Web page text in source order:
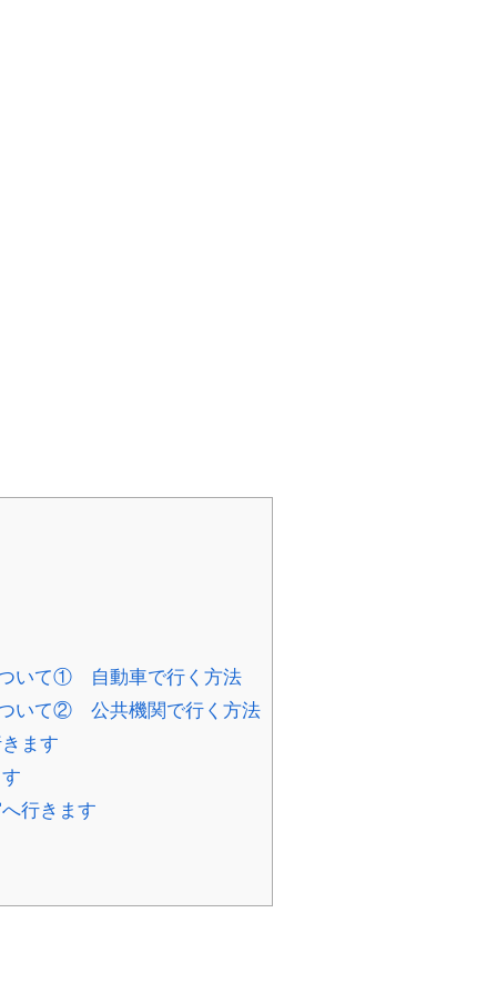
いて① 自動車で行く方法
いて② 公共機関で行く方法
ます
行きます